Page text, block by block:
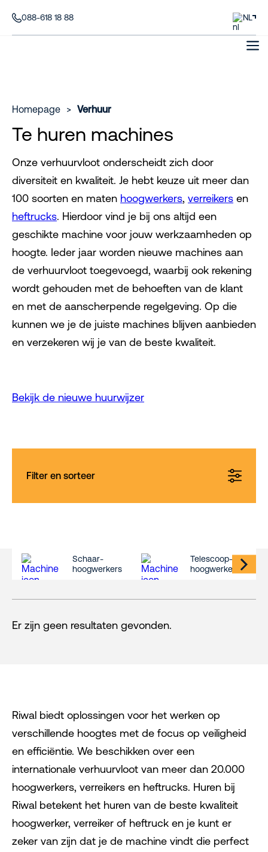
088-618 18 88 NL
Homepage > Verhuur
Te huren machines
Onze verhuurvloot onderscheidt zich door
diversiteit en kwaliteit. Je hebt keuze uit meer dan
100 soorten en maten hoogwerkers, verreikers en
heftrucks. Hierdoor vind je bij ons altijd een
geschikte machine voor jouw werkzaamheden op
hoogte. Ieder jaar worden nieuwe machines aan
de verhuurvloot toegevoegd, waarbij ook rekening
wordt gehouden met de behoeften van de klant
en met de aanscherpende regelgeving. Op die
kunnen we je de juiste machines blijven aanbieden
en verzekeren wij je van de beste kwaliteit.
Bekijk de nieuwe huurwijzer
Filter en sorteer
Schaar-
hoogwerkers
Telescoop-
hoogwerkers
Er zijn geen resultaten gevonden.
Riwal biedt oplossingen voor het werken op
verschillende hoogtes met de focus op veiligheid
en efficiëntie. We beschikken over een
internationale verhuurvloot van meer dan 20.000
hoogwerkers, verreikers en heftrucks. Huren bij
Riwal betekent het huren van de beste kwaliteit
hoogwerker, verreiker of heftruck en je kunt er
zeker van zijn dat je de machine vindt die perfect